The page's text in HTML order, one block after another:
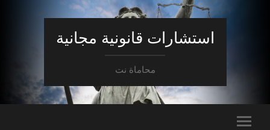
استشارات قانونية مجانية
محاماة نت